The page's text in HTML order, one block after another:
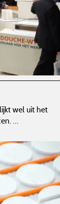
wel uit het
…